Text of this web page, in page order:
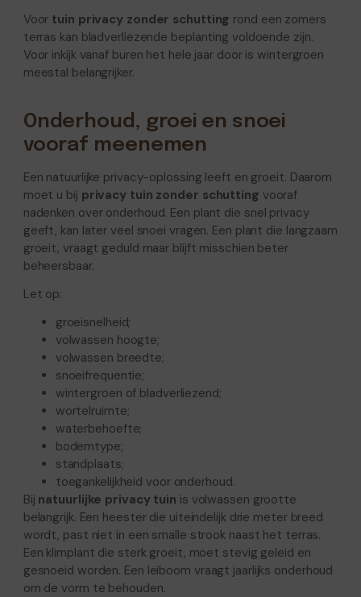
Voor tuin privacy zonder schutting rond een zomers
terras kan bladverliezende beplanting voldoende zijn.
Voor inkijk vanaf buren het hele jaar door is wintergroen
meestal belangrijker.
Onderhoud, groei en snoei
vooraf meenemen
Een natuurlijke privacy-oplossing leeft en groeit. Daarom
moet u bij privacy tuin zonder schutting vooraf
nadenken over onderhoud. Een plant die snel privacy
geeft, kan later veel snoei vragen. Een plant die langzaam
groeit, vraagt geduld maar blijft misschien beter
beheersbaar.
Let op:
groeisnelheid;
volwassen hoogte;
volwassen breedte;
snoeifrequentie;
wintergroen of bladverliezend;
wortelruimte;
waterbehoefte;
bodemtype;
standplaats;
toegankelijkheid voor onderhoud.
Bij natuurlijke privacy tuin is volwassen grootte
belangrijk. Een heester die uiteindelijk drie meter breed
wordt, past niet in een smalle strook naast het terras.
Een klimplant die sterk groeit, moet stevig geleid en
gesnoeid worden. Een leiboom vraagt jaarlijks onderhoud
om de vorm te behouden.